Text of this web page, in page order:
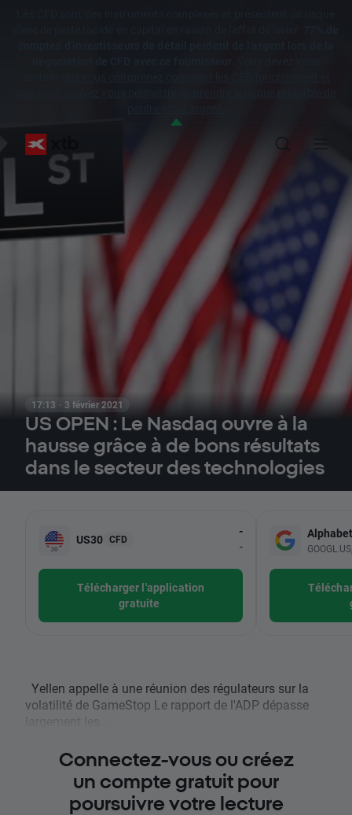
17:13 · 3 février 2021
US OPEN : Le Nasdaq ouvre à la
hausse grâce à de bons résultats
dans le secteur des technologies
US30 CFD
-
-
Télécharger l'application
gratuite
Alphabet
Yellen appelle à une réunion des régulateurs sur la
volatilité de GameStop Le rapport de l'ADP dépasse
Connectez-vous ou créez
un compte gratuit pour
poursuivre votre lecture